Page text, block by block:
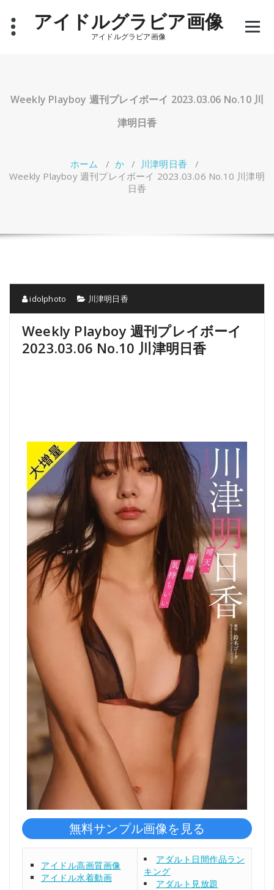
アイドルグラビア画像
アイドルグラビア画像
Weekly Playboy 週刊プレイボーイ 2023.03.06 No.10 川
津明日香
ホーム / か/ 川津明日香 /
Weekly Playboy 週刊プレイボーイ 2023.03.06 No.10 川津明
日香
idolphoto 川津明日香
Weekly Playboy 週刊プレイボーイ
2023.03.06 No.10 川津明日香
無料サンプル画像を見る
アイドル高画質画像
アイドル水着動画
アダルト日間作品ラン
キング
アダルト見放題